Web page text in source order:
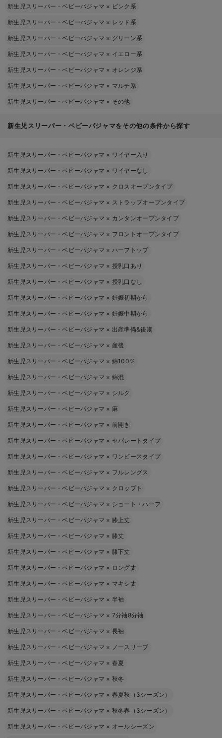
新生児スリーパー・ベビーパジャマ × ピンク系
新生児スリーパー・ベビーパジャマ × レッド系
新生児スリーパー・ベビーパジャマ × グリーン系
新生児スリーパー・ベビーパジャマ × イエロー系
新生児スリーパー・ベビーパジャマ × オレンジ系
新生児スリーパー・ベビーパジャマ × マルチ系
新生児スリーパー・ベビーパジャマ × その他
新生児スリーパー・ベビーパジャマをその他の条件から探す
新生児スリーパー・ベビーパジャマ × ワイヤー入り
新生児スリーパー・ベビーパジャマ × ワイヤーなし
新生児スリーパー・ベビーパジャマ × クロスオープンタイプ
新生児スリーパー・ベビーパジャマ × ストラップオープンタイプ
新生児スリーパー・ベビーパジャマ × カンタンオープンタイプ
新生児スリーパー・ベビーパジャマ × フロントオープンタイプ
新生児スリーパー・ベビーパジャマ × ハーフトップ
新生児スリーパー・ベビーパジャマ × 授乳口あり
新生児スリーパー・ベビーパジャマ × 授乳口なし
新生児スリーパー・ベビーパジャマ × 妊娠初期から
新生児スリーパー・ベビーパジャマ × 妊娠中期から
新生児スリーパー・ベビーパジャマ × 出産準備&後期
新生児スリーパー・ベビーパジャマ × 産後
新生児スリーパー・ベビーパジャマ × 綿100％
新生児スリーパー・ベビーパジャマ × 綿混
新生児スリーパー・ベビーパジャマ × シルク
新生児スリーパー・ベビーパジャマ × 麻
新生児スリーパー・ベビーパジャマ × 前開き
新生児スリーパー・ベビーパジャマ × セパレートタイプ
新生児スリーパー・ベビーパジャマ × ワンピースタイプ
新生児スリーパー・ベビーパジャマ × フルレングス
新生児スリーパー・ベビーパジャマ × クロップト
新生児スリーパー・ベビーパジャマ × ショート・ハーフ
新生児スリーパー・ベビーパジャマ × 膝上丈
新生児スリーパー・ベビーパジャマ × 膝丈
新生児スリーパー・ベビーパジャマ × 膝下丈
新生児スリーパー・ベビーパジャマ × ロング丈
新生児スリーパー・ベビーパジャマ × マキシ丈
新生児スリーパー・ベビーパジャマ × 半袖
新生児スリーパー・ベビーパジャマ × 7分袖8分袖
新生児スリーパー・ベビーパジャマ × 長袖
新生児スリーパー・ベビーパジャマ × ノースリーブ
新生児スリーパー・ベビーパジャマ × 春夏
新生児スリーパー・ベビーパジャマ × 秋冬
新生児スリーパー・ベビーパジャマ × 春夏秋（3シーズン）
新生児スリーパー・ベビーパジャマ × 秋冬春（3シーズン）
新生児スリーパー・ベビーパジャマ × オールシーズン